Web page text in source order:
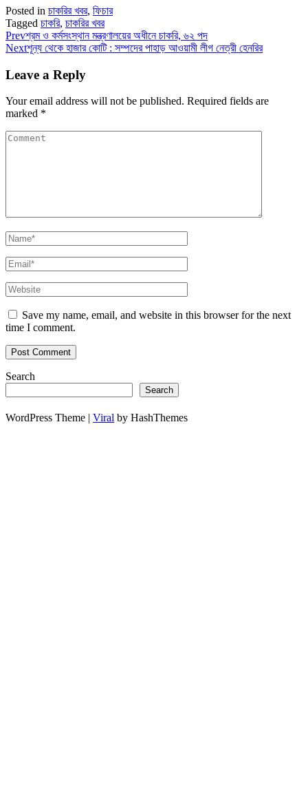
Posted in চাকরির খবর, ফিচার
Tagged চাকরি, চাকরির খবর
Prevশ্রম ও কর্মসংস্থান মন্ত্রণালয়ের অধীনে চাকরি, ৬২ পদ
Nextশূন্য থেকে হাজার কোটি : সম্পদের পাহাড় আওয়ামী লীগ নেত্রী হেনরির
Leave a Reply
Your email address will not be published. Required fields are
marked *
Save my name, email, and website in this browser for the next
time I comment.
Search
Search
WordPress Theme | Viral by HashThemes